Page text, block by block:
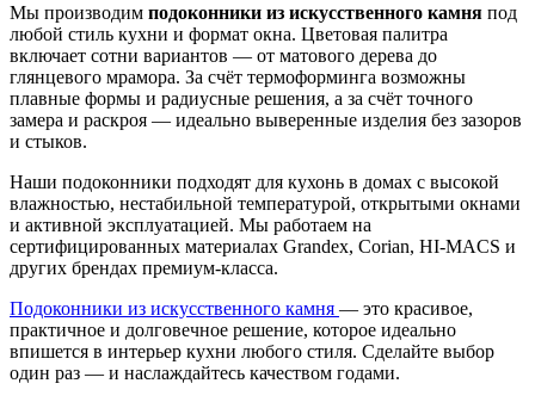
Мы производим подоконники из искусственного камня под
любой стиль кухни и формат окна. Цветовая палитра
включает сотни вариантов — от матового дерева до
глянцевого мрамора. За счёт термоформинга возможны
плавные формы и радиусные решения, а за счёт точного
замера и раскроя — идеально выверенные изделия без зазоров
и стыков.
Наши подоконники подходят для кухонь в домах с высокой
влажностью, нестабильной температурой, открытыми окнами
и активной эксплуатацией. Мы работаем на
сертифицированных материалах Grandex, Corian, HI-MACS и
других брендах премиум-класса.
Подоконники из искусственного камня — это красивое,
практичное и долговечное решение, которое идеально
впишется в интерьер кухни любого стиля. Сделайте выбор
один раз — и наслаждайтесь качеством годами.